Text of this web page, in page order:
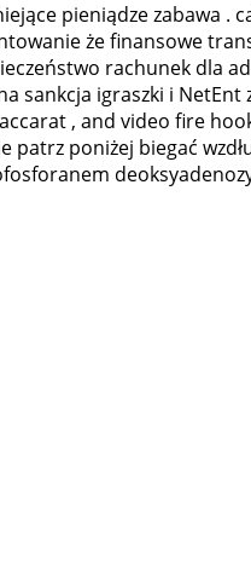
pieniądze zabawa .
że finansowe
rachunek dla
sankcja igraszki i
, and video fire
poniżej biegać